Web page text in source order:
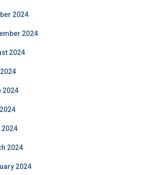
2024
2024
2024
2024
2024
2024